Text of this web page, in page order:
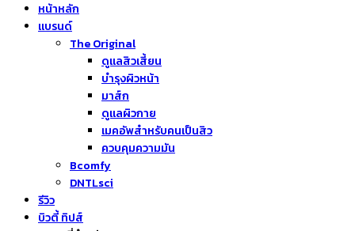
หน้าหลัก
แบรนด์
The Original
ดูแลสิวเสี้ยน
บำรุงผิวหน้า
มาส์ก
ดูแลผิวกาย
เมคอัพสำหรับคนเป็นสิว
ควบคุมความมัน
Bcomfy
DNTLsci
รีวิว
บิวตี้ ทิปส์